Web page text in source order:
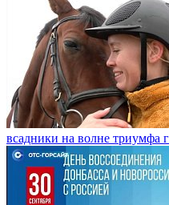
всадники на волне триумфа